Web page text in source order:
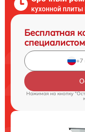
кухонной плиты
Бесплатная
специалистом
Нажимая на кнопку